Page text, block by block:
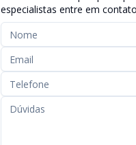
especialistas entre em contato